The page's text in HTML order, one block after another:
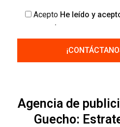
Acepto He leído y
.
Agencia de
Guecho: